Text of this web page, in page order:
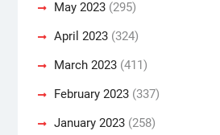
May 2023(295)
April 2023(324)
March 2023(411)
February 2023(337)
January 2023(258)